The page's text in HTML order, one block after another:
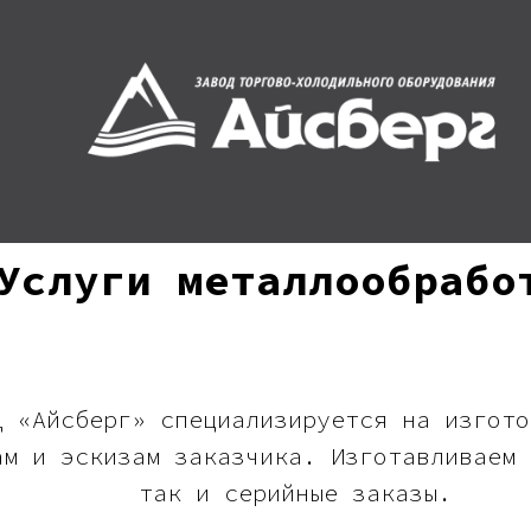
«Айсберг» специализируется на
и эскизам заказчика.
так и серийные заказы.